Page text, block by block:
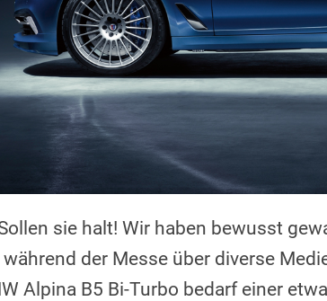
sie halt! Wir haben bewusst
während der Messe über diverse
Alpina B5 Bi-Turbo bedarf einer